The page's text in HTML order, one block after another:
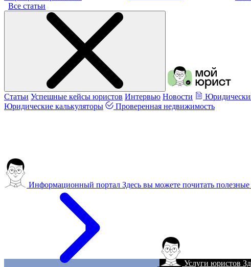
Все статьи
Статьи Успешные кейсы юристов Интервью Новости
Юридические калькуляторы
Проверенная недвижимость
Информационный портал Здесь вы можете почитать полезные
Услуги юристов